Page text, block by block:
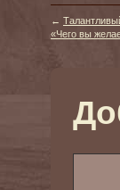
←
«Чего вы